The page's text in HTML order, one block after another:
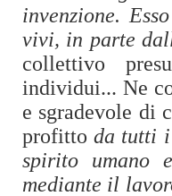
invenzione.
vivi, in parte
collettivo
individui... Ne
e sgradevole di
profittoda tutti i
spirito umano
mediante il